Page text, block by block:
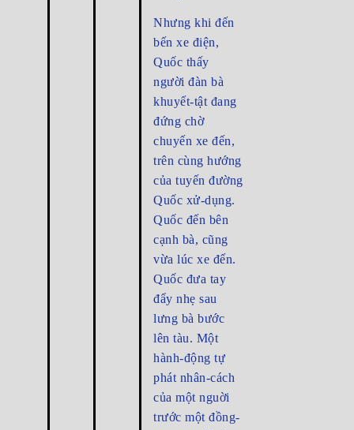
Nhưng khi đến
bến xe điện,
Quốc thấy
người đàn bà
khuyết-tật đang
đứng chờ
chuyến xe đến,
trên cùng hướng
của tuyến đường
Quốc xử-dụng.
Quốc đến bên
cạnh bà, cũng
vừa lúc xe đến.
Quốc đưa tay
đẩy nhẹ sau
lưng bà bước
lên tàu. Một
hành-động tự
phát nhân-cách
của một nguời
trước một đồng-